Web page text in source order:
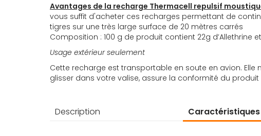
Avantages de la recharge Thermacell repulsif
vous suffit d'acheter ces recharges permettant de
tigres sur une très large surface de 20 mètres carrés
Composition : 100 g de produit contient 22g d’Allethrine
Usage extérieur seulement
Cette recharge est transportable en soute en avion.
glisser dans votre valise, assure la conformité du
Description Caractéristiques